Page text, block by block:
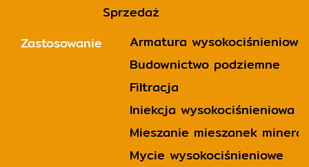
Sprzedaż
Zastosowanie
Armatura wysokociśnieniowa
Budownictwo podziemne
Filtracja
Iniekcja wysokociśnieniowa
Mieszanie mieszanek
Mycie wysokociśnieniowe